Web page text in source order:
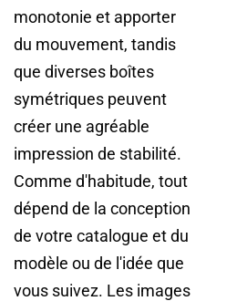
monotonie et apporter
du mouvement, tandis
que diverses boîtes
symétriques peuvent
créer une agréable
impression de stabilité.
Comme d'habitude, tout
dépend de la conception
de votre catalogue et du
modèle ou de l'idée que
vous suivez. Les images